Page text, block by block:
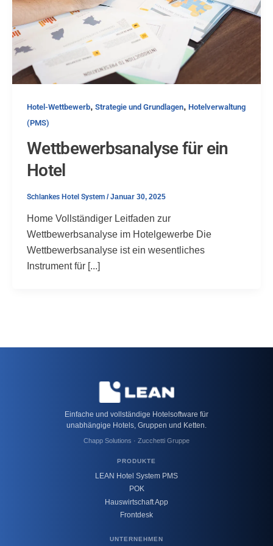
Hotel-Wettbewerb, Strategie und Grundlagen, Hotelverwaltung
(PMS)
Wettbewerbsanalyse für ein
Hotel
Schlankes Hotel System /Januar 30, 2025
Home Vollständiger Leitfaden zur
Wettbewerbsanalyse im Hotelgewerbe Die
Wettbewerbsanalyse ist ein wesentliches
Instrument für [...]
Einfache und vollständige Hotelsoftware für
unabhängige Hotels, Gruppen und Ketten.
Chapp Solutions · Zucchetti Gruppe
PRODUKTE
LEAN Hotel System PMS
POK
Hauswirtschaft App
Frontdesk
UNTERNEHMEN